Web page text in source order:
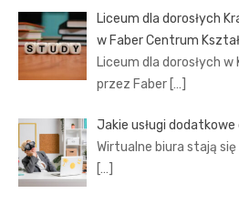
Liceum dla dorosłych
w Faber Centrum
Liceum dla dorosłych
przez Faber […]
Jakie usługi
Wirtualne biura stają
[…]